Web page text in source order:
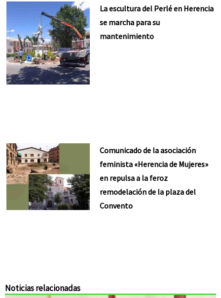
La escultura del Perlé en Herencia
se marcha para su
mantenimiento
Comunicado de la asociación
feminista «Herencia de Mujeres»
en repulsa a la feroz
remodelación de la plaza del
Convento
Noticias relacionadas